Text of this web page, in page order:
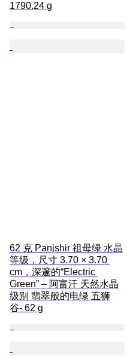
1790.24 g
62 克 Panjshir 祖母绿 水晶
等级，尺寸 3.70 × 3.70
cm，深邃的“Electric
Green” – 阿富汗 天然水晶
级别 翡翠般的电绿 五狮
谷- 62 g